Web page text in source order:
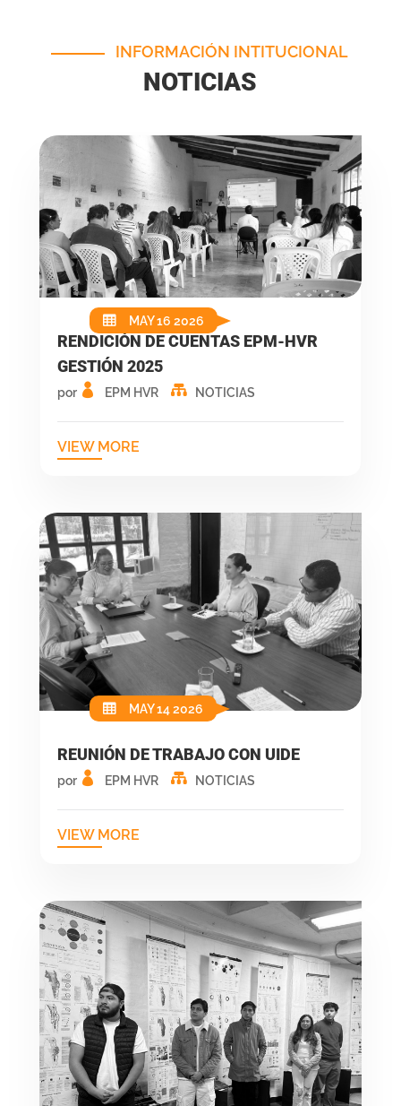
INFORMACIÓN INTITUCIONAL
NOTICIAS
RENDICIÓN DE CUENTAS EPM-HVR
GESTIÓN 2025
por EPM HVR
MAY 16 2026
NOTICIAS
VIEW MORE
REUNIÓN DE TRABAJO CON UIDE
por EPM HVR
MAY 14 2026
NOTICIAS
VIEW MORE